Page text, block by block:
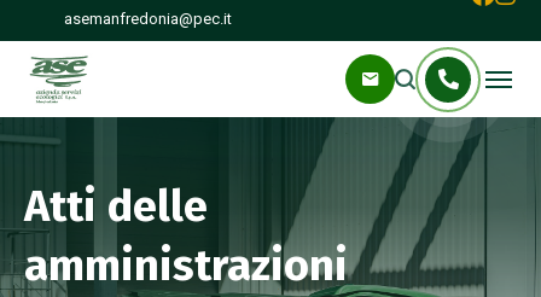
asemanfredonia@pec.it
Atti delle
amministrazioni